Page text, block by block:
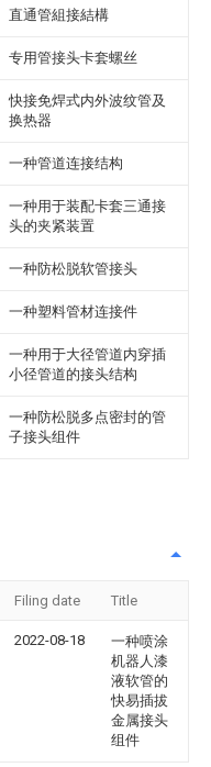
直通管組接結構
专用管接头卡套螺丝
快接免焊式内外波纹管及
换热器
一种管道连接结构
一种用于装配卡套三通接
头的夹紧装置
一种防松脱软管接头
一种塑料管材连接件
一种用于大径管道内穿插
小径管道的接头结构
一种防松脱多点密封的管
子接头组件
Filing date Title
2022-08-18
一种喷涂
机器人漆
液软管的
快易插拔
金属接头
组件